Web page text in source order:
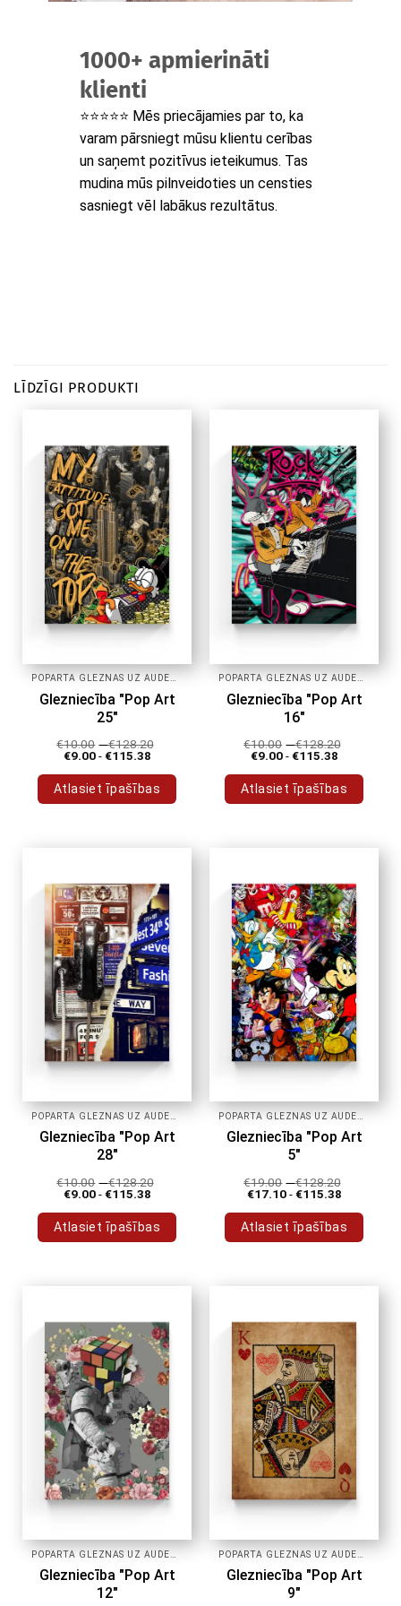
1000+ apmierināti
klienti
⭐⭐⭐⭐⭐ Mēs priecājamies par to, ka
varam pārsniegt mūsu klientu cerības
un saņemt pozitīvus ieteikumus. Tas
mudina mūs pilnveidoties un censties
sasniegt vēl labākus rezultātus.
LĪDZĪGI PRODUKTI
Glezniecība "Pop Art
25"
€10.00 -€128.20
€9.00-€115.38
Atlasiet īpašības
varianti.
Variantus
var
izvēlēties
produkta
lapā
Glezniecība "Pop Art
16"
€10.00 -€128.20
€9.00-€115.38
Atlasiet īpašības
varianti.
Variantus
var
izvēlēties
produkta
lapā
Glezniecība "Pop Art
28"
€10.00 -€128.20
€9.00-€115.38
Atlasiet īpašības
varianti.
Variantus
var
izvēlēties
produkta
lapā
Glezniecība "Pop Art
5"
€19.00 -€128.20
€17.10-€115.38
Atlasiet īpašības
varianti.
Variantus
var
izvēlēties
produkta
lapā
Glezniecība "Pop Art
12"
Glezniecība "Pop Art
9"